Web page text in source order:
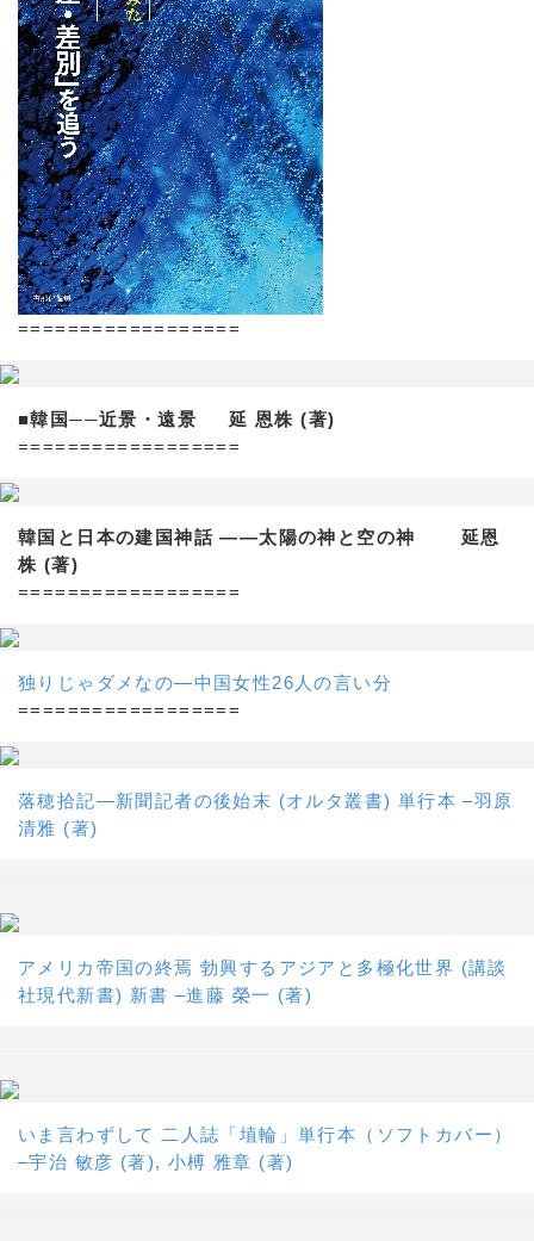
==================
■韓国──近景・遠景 延 恩株 (著)
==================
韓国と日本の建国神話 ——太陽の神と空の神 延恩
株 (著)
==================
独りじゃダメなの―中国女性26人の言い分
==================
落穂拾記―新聞記者の後始末 (オルタ叢書) 単行本 –羽原
清雅 (著)
アメリカ帝国の終焉 勃興するアジアと多極化世界 (講談
社現代新書) 新書 –進藤 榮一 (著)
いま言わずして 二人誌「埴輪」単行本（ソフトカバー）
–宇治 敏彦 (著), 小榑 雅章 (著)